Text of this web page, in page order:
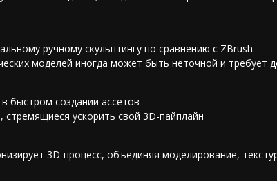
ручному скульптингу по сравнению с ZBrush.
моделей иногда может быть неточной и требует
быстром создании ассетов
стремящиеся ускорить свой 3D-пайплайн
3D-процесс, объединяя моделирование,